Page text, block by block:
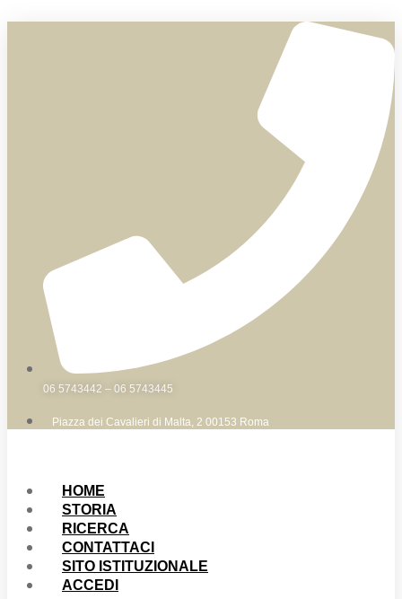
06 5743442 – 06 5743445
Piazza dei Cavalieri di Malta, 2 00153 Roma
HOME
STORIA
RICERCA
CONTATTACI
SITO ISTITUZIONALE
ACCEDI